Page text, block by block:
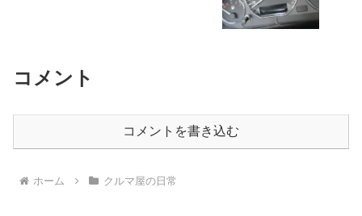
コメント
コメントを書き込む
ホーム クルマ屋の日常